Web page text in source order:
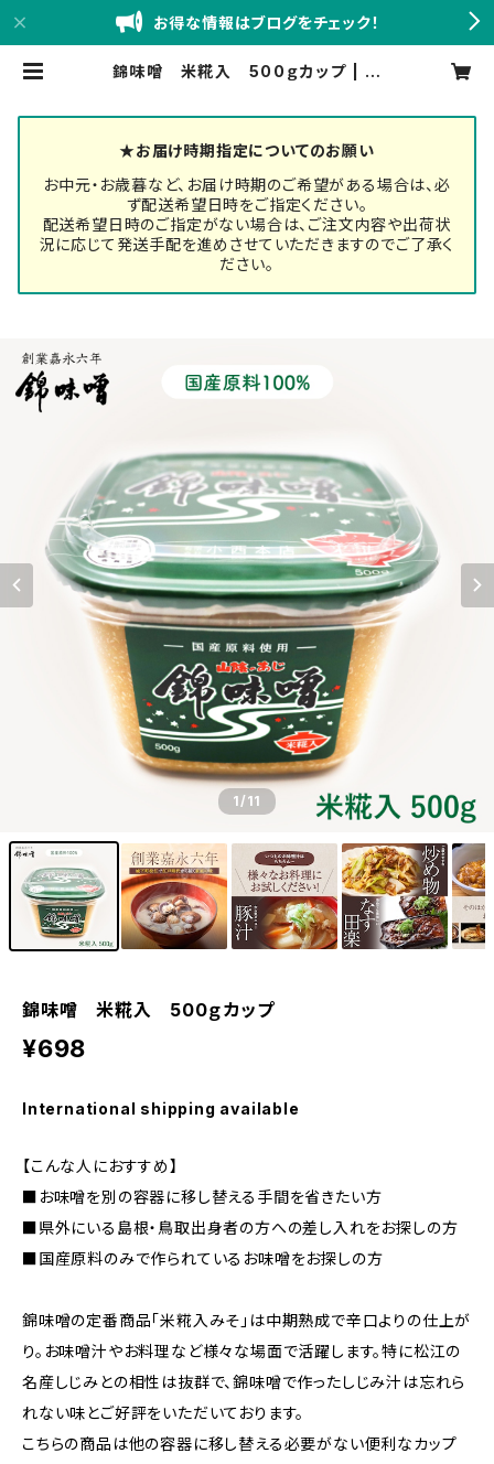
お得な情報はブログをチェック！
錦味噌 米糀入 500ｇカップ | 創
★お届け時期指定についてのお願い
お中元・お歳暮など、お届け時期のご希望がある場合は、必
ず配送希望日時をご指定ください。
配送希望日時のご指定がない場合は、ご注文内容や出荷状
況に応じて発送手配を進めさせていただきますのでご了承く
ださい。
1/11
錦味噌 米糀入 500ｇカップ
¥698
International shipping available
【こんな人におすすめ】
■お味噌を別の容器に移し替える手間を省きたい方
■県外にいる島根・鳥取出身者の方への差し入れをお探しの方
■国産原料のみで作られているお味噌をお探しの方
錦味噌の定番商品「米糀入みそ」は中期熟成で辛口よりの仕上が
り。お味噌汁やお料理など様々な場面で活躍します。特に松江の
名産しじみとの相性は抜群で、錦味噌で作ったしじみ汁は忘れら
れない味とご好評をいただいております。
こちらの商品は他の容器に移し替える必要がない便利なカップ